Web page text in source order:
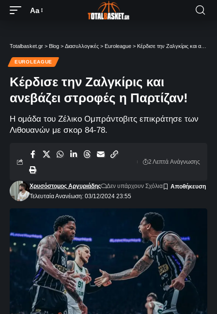
Aa
Totalbasket.gr > Blog > Διασυλλογικές > Euroleague > Κέρδισε την Ζαλγκίρις και ανεβάζει στροφές η Παρτίζαν!
EUROLEAGUE
Κέρδισε την Ζαλγκίρις και
ανεβάζει στροφές η Παρτίζαν!
Η ομάδα του Ζέλικο Ομπράντοβιτς επικράτησε των
Λιθουανών με σκορ 84-78.
Τελευταία Ανανέωση: 03/12/2024 23:55
Χρυσόστομος Αργυριάδης Δεν υπάρχουν Σχόλια
2 Λεπτά Aνάγνωσης